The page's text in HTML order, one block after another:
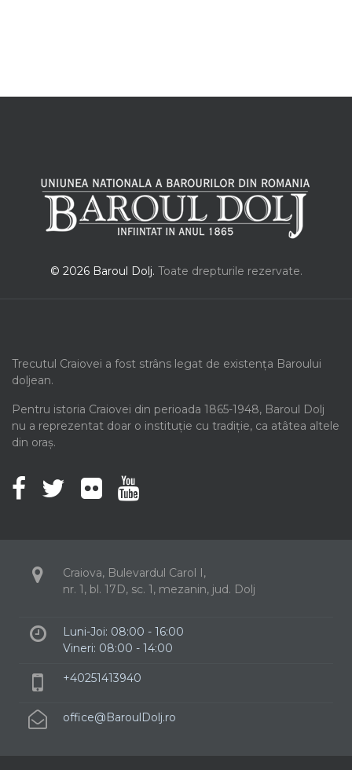
© 2026 Baroul Dolj. Toate drepturile rezervate.
Trecutul Craiovei a fost strâns legat de existența Baroului
doljean.
Pentru istoria Craiovei din perioada 1865-1948, Baroul Dolj
nu a reprezentat doar o instituție cu tradiție, ca atâtea altele
din oraș.
Craiova, Bulevardul Carol I,
nr. 1, bl. 17D, sc. 1, mezanin, jud. Dolj
Luni-Joi: 08:00 - 16:00
Vineri: 08:00 - 14:00
+40251413940
office@BaroulDolj.ro